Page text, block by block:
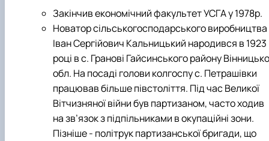
Закінчив економічний факультет УСГА у 1978р.
Новатор сільськогосподарського виробництва
Іван Сергійович Кальницький народився в 1923
році в с. Гранові Гайсинського району
обл. На посаді голови колгоспу с. Петрашівки
працював більше півстоліття. Під час Великої
Вітчизняної війни був партизаном, часто ходив
на зв’язок з підпільниками в окупаційні зони.
Пізніше - політрук партизанської бригади, що